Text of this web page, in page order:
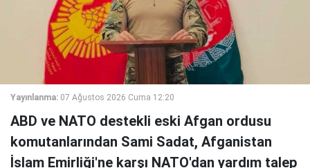
Yayınlanma: 07 Ağustos 2026 Cuma 12:20
ABD ve NATO destekli eski Afgan ordusu
komutanlarından Sami Sadat, Afganistan
İslam Emirliği'ne karşı NATO'dan yardım talep